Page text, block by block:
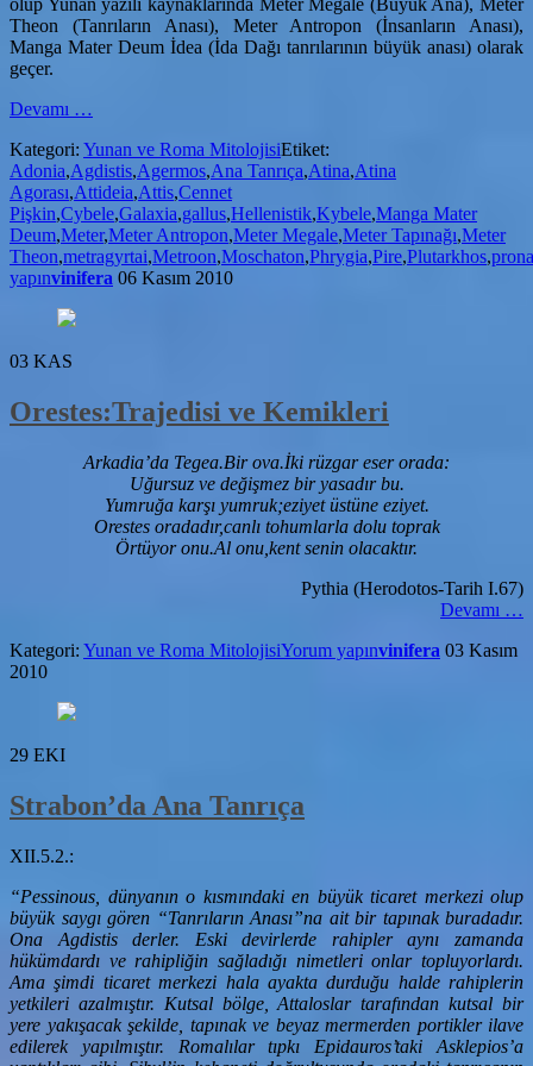
olup Yunan yazılı kaynaklarında Meter Megale (Büyük Ana), Meter
Theon (Tanrıların Anası), Meter Antropon (İnsanların Anası),
Manga Mater Deum İdea (İda Dağı tanrılarının büyük anası) olarak
geçer.
Devamı
(Kybele)
ve
Attis
Kültü
…
Kategori: Yunan ve Roma MitolojisiEtiket:
Adonia,Agdistis,Agermos,Ana Tanrıça,Atina,Atina
Agorası,Attideia,Attis,Cennet
Pişkin,Cybele,Galaxia,gallus,Hellenistik,Kybele,Manga Mater
Deum,Meter,Meter Antropon,Meter Megale,Meter Tapınağı,Meter
Theon,metragyrtai,Metroon,Moschaton,Phrygia,Pire,Plutarkhos,
yapınvinifera 06 Kasım 2010
03 KAS
Orestes:Trajedisi ve Kemikleri
Arkadia’da Tegea.Bir ova.İki rüzgar eser orada:
Uğursuz ve değişmez bir yasadır bu.
Yumruğa karşı yumruk;eziyet üstüne eziyet.
Orestes oradadır,canlı tohumlarla dolu toprak
Örtüyor onu.Al onu,kent senin olacaktır.
Pythia (Herodotos-Tarih I.67)
Devamı …
Kategori: Yunan ve Roma MitolojisiYorum yapınvinifera 03 Kasım
2010
29 EKI
Strabon’da Ana Tanrıça
XII.5.2.:
“Pessinous, dünyanın o kısmındaki en büyük ticaret merkezi olup
büyük saygı gören “Tanrıların Anası”na ait bir tapınak buradadır.
Ona Agdistis derler. Eski devirlerde rahipler aynı zamanda
hükümdardı ve rahipliğin sağladığı nimetleri onlar topluyorlardı.
Ama şimdi ticaret merkezi hala ayakta durduğu halde rahiplerin
yetkileri azalmıştır. Kutsal bölge, Attaloslar tarafından kutsal bir
yere yakışacak şekilde, tapınak ve beyaz mermerden portikler ilave
edilerek yapılmıştır. Romalılar tıpkı Epidauros’taki Asklepios’a